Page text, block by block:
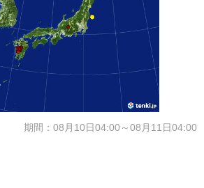
期間：08月10日04:00～08月11日04:00